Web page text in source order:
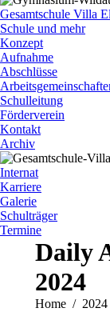
Gesamtschule Villa
Schule und mehr
Konzept
Aufnahme
Abschlüsse
Schulleitung
Förderverein
Kontakt
Archiv
Internat
Karriere
Galerie
Schulträger
Termine
Daily
2024
You are here:
Home 2024